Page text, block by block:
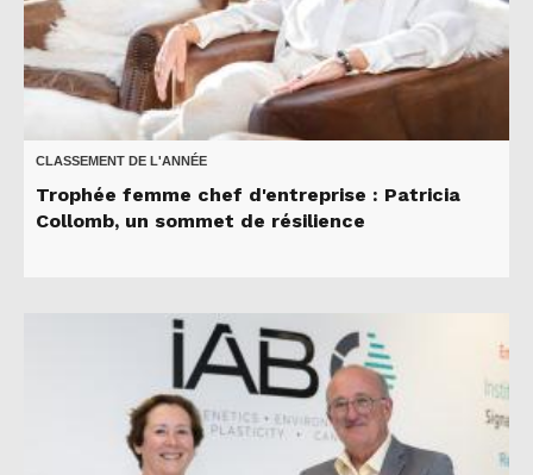
CLASSEMENT DE L'ANNÉE
Trophée femme chef d'entreprise : Patricia
Collomb, un sommet de résilience